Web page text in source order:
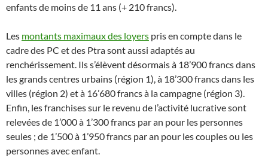
enfants de moins de 11 ans (+ 210 francs).
Les montants maximaux des loyers pris en compte dans le
cadre des PC et des Ptra sont aussi adaptés au
renchérissement. Ils s’élèvent désormais à 18’900 francs dans
les grands centres urbains (région 1), à 18’300 francs dans les
villes (région 2) et à 16’680 francs à la campagne (région 3).
Enfin, les franchises sur le revenu de l’activité lucrative sont
relevées de 1’000 à 1’300 francs par an pour les personnes
seules ; de 1’500 à 1’950 francs par an pour les couples ou les
personnes avec enfant.